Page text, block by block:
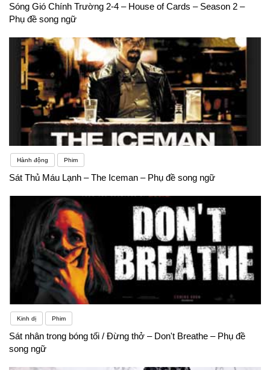
Sóng Gió Chính Trường 2-4 – House of Cards – Season 2 –
Phụ đề song ngữ
Hành động Phim
Sát Thủ Máu Lạnh – The Iceman – Phụ đề song ngữ
Kinh dị Phim
Sát nhân trong bóng tối / Đừng thở – Don't Breathe – Phụ đề
song ngữ